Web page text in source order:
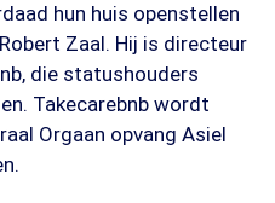
hun huis openstellen
Zaal. Hij is directeur
die statushouders
Takecarebnb wordt
Orgaan opvang Asiel